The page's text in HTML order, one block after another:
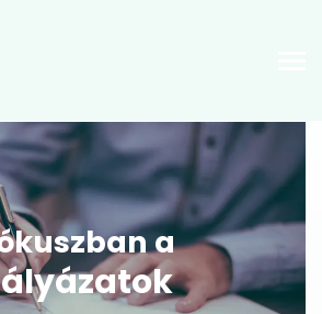
a